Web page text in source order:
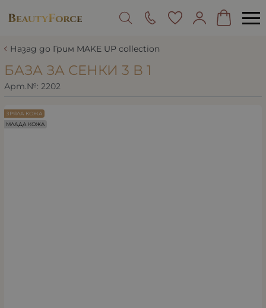
Назад до Грим MAKE UP collection
БАЗА ЗА СЕНКИ 3 В 1
Арт.№: 2202
ЗРЯЛА КОЖА
МЛАДА КОЖА